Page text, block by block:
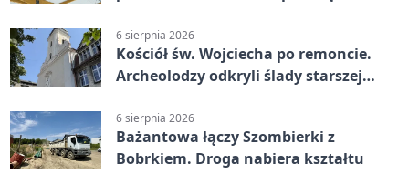
6 sierpnia 2026
Kościół św. Wojciecha po remoncie.
Archeolodzy odkryli ślady starszej
6 sierpnia 2026
Bażantowa łączy Szombierki z
Bobrkiem. Droga nabiera kształtu